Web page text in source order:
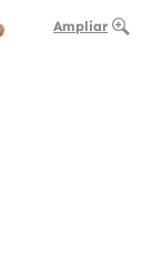
Ampliar